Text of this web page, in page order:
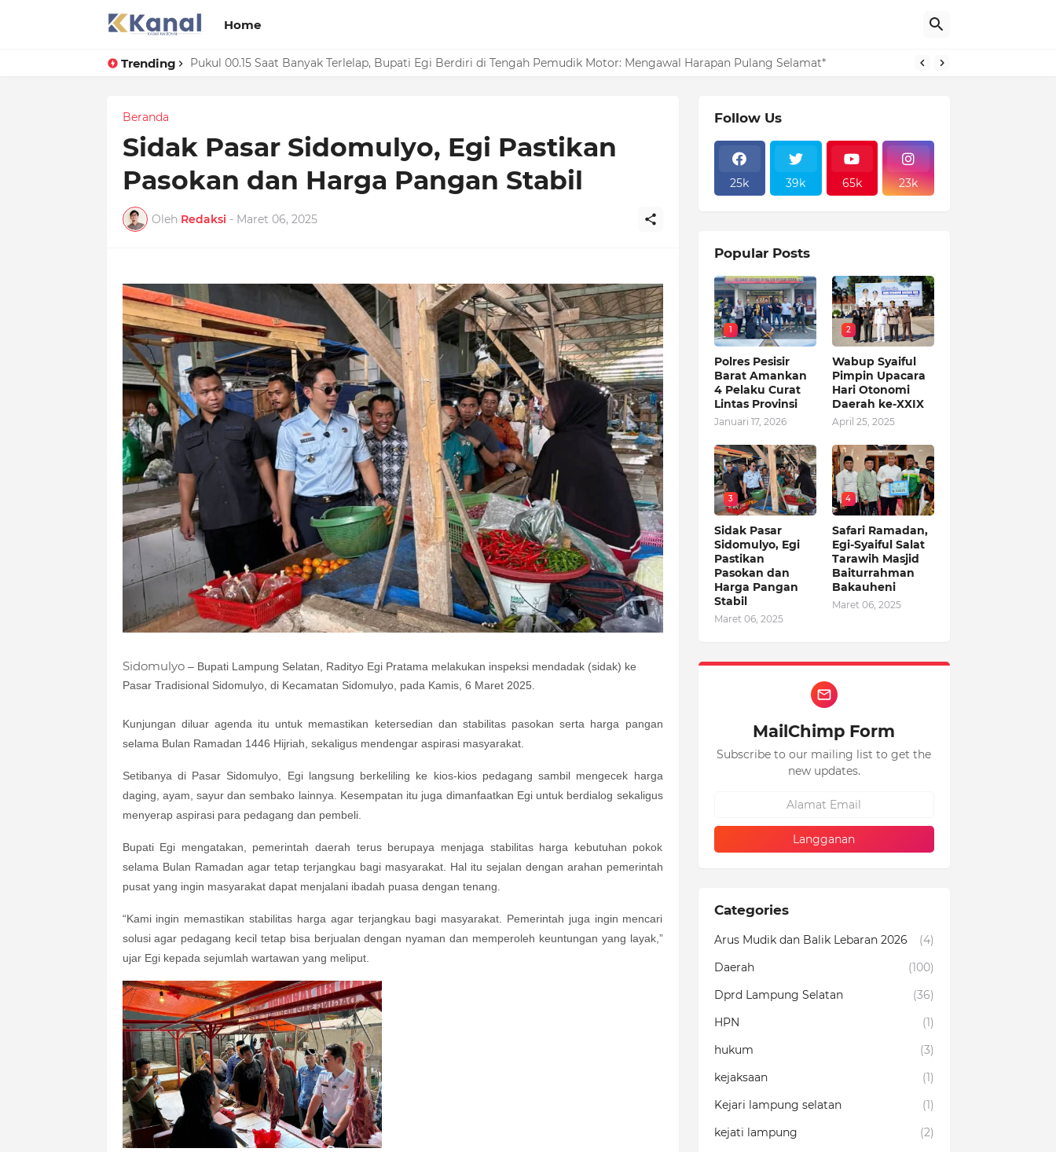
Home
Trending Pukul 00.15 Saat Banyak Terlelap, Bupati Egi Berdiri di Tengah Pemudik Motor: Mengawal Harapan Pulang Selamat*
Prestasi Beruntun! Lampung Selatan Raih Opini Kualitas Tinggi Penilaian Maladministrasi Pelayanan Publik 2025
Beranda
Sidak Pasar Sidomulyo, Egi Pastikan
Pasokan dan Harga Pangan Stabil
Oleh Redaksi - Maret 06, 2025
Sidomulyo – Bupati Lampung Selatan, Radityo Egi Pratama melakukan inspeksi mendadak (sidak) ke
Pasar Tradisional Sidomulyo, di Kecamatan Sidomulyo, pada Kamis, 6 Maret 2025.
Kunjungan diluar agenda itu untuk memastikan ketersedian dan stabilitas pasokan serta harga pangan
selama Bulan Ramadan 1446 Hijriah, sekaligus mendengar aspirasi masyarakat.
Setibanya di Pasar Sidomulyo, Egi langsung berkeliling ke kios-kios pedagang sambil mengecek harga
daging, ayam, sayur dan sembako lainnya. Kesempatan itu juga dimanfaatkan Egi untuk berdialog sekaligus
menyerap aspirasi para pedagang dan pembeli.
Bupati Egi mengatakan, pemerintah daerah terus berupaya menjaga stabilitas harga kebutuhan pokok
selama Bulan Ramadan agar tetap terjangkau bagi masyarakat. Hal itu sejalan dengan arahan pemerintah
pusat yang ingin masyarakat dapat menjalani ibadah puasa dengan tenang.
“Kami ingin memastikan stabilitas harga agar terjangkau bagi masyarakat. Pemerintah juga ingin mencari
solusi agar pedagang kecil tetap bisa berjualan dengan nyaman dan memperoleh keuntungan yang layak,”
ujar Egi kepada sejumlah wartawan yang meliput.
Follow Us
25k 39k 65k 23k
Popular Posts
1
Polres Pesisir
Barat Amankan
4 Pelaku Curat
Lintas Provinsi
Januari 17, 2026
2
Wabup Syaiful
Pimpin Upacara
Hari Otonomi
Daerah ke-XXIX
April 25, 2025
3
Sidak Pasar
Sidomulyo, Egi
Pastikan
Pasokan dan
Harga Pangan
Stabil
Maret 06, 2025
4
Safari Ramadan,
Egi-Syaiful Salat
Tarawih Masjid
Baiturrahman
Bakauheni
Maret 06, 2025
MailChimp Form
Subscribe to our mailing list to get the
new updates.
Categories
Arus Mudik dan Balik Lebaran 2026
(4)
Daerah
(100)
Dprd Lampung Selatan
(36)
HPN
(1)
hukum
(3)
kejaksaan
(1)
Kejari lampung selatan
(1)
kejati lampung
(2)